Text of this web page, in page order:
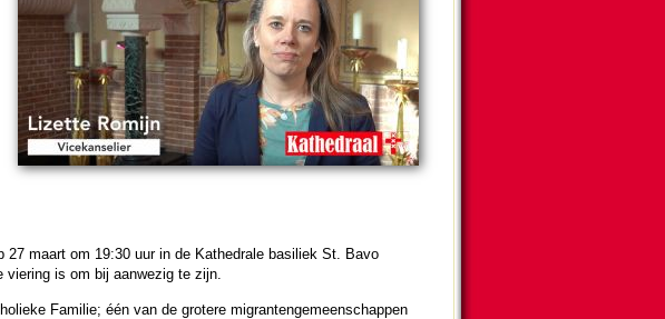
maart om 19:30 uur in de Ka­the­drale basiliek St. Bavo
vie­ring is om bij aanwe­zig te zijn.
Familie; één van de grotere mi­gran­ten­ge­meen­schappen